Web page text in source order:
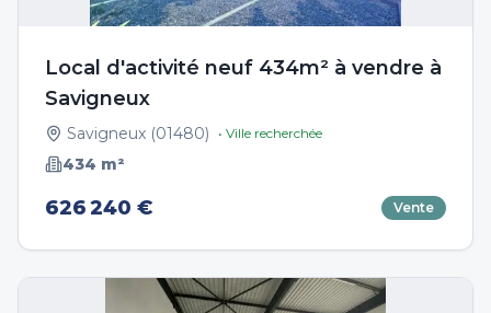
Local d'activité neuf 434m² à vendre à
Savigneux
Savigneux (01480) • Ville recherchée
434 m²
626 240 € Vente